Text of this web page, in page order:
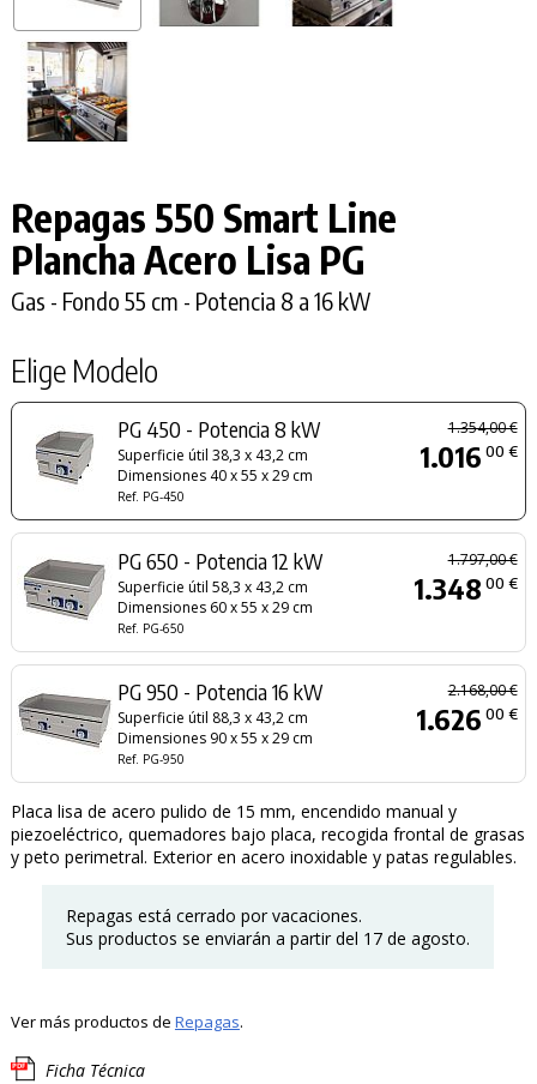
Repagas 550 Smart Line
Plancha Acero Lisa PG
Gas - Fondo 55 cm - Potencia 8 a 16 kW
Elige Modelo
PG 450 - Potencia 8 kW
Superficie útil 38,3 x 43,2 cm
Dimensiones 40 x 55 x 29 cm
Ref. PG-450
1.354,00 €
1.016 00 €
PG 650 - Potencia 12 kW
Superficie útil 58,3 x 43,2 cm
Dimensiones 60 x 55 x 29 cm
Ref. PG-650
1.797,00 €
1.348 00 €
PG 950 - Potencia 16 kW
Superficie útil 88,3 x 43,2 cm
Dimensiones 90 x 55 x 29 cm
Ref. PG-950
2.168,00 €
1.626 00 €
Placa lisa de acero pulido de 15 mm, encendido manual y
piezoeléctrico, quemadores bajo placa, recogida frontal de grasas
y peto perimetral. Exterior en acero inoxidable y patas regulables.
Repagas está cerrado por vacaciones.
Sus productos se enviarán a partir del 17 de agosto.
Ver más productos de Repagas.
Ficha Técnica